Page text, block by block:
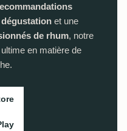
et une
de rhum, notre
en matière de